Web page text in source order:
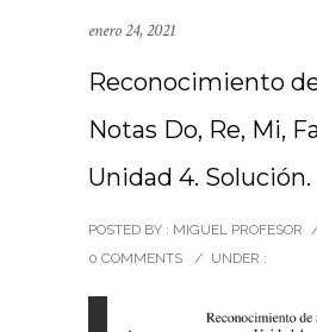
enero 24, 2021
Reconocimiento
Notas Do, Re, Mi,
Unidad 4. Solución.
POSTED BY : MIGUEL PROFESOR
0 COMMENTS
/ UNDER :